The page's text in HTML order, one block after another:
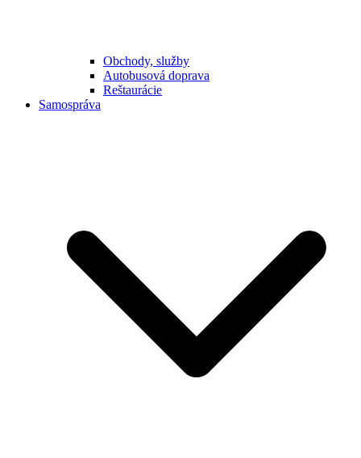
Obchody, služby
Autobusová doprava
Reštaurácie
Samospráva